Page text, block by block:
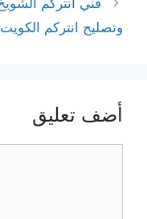
وتصليح انتركم الكويت
أضف تعليق